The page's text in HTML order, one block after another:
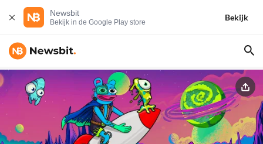
Newsbit
Bekijk in de Google Play store
Bekijk